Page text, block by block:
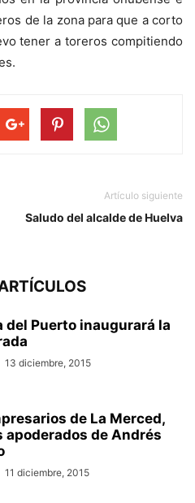
de la zona para que a corto
tener a toreros compitiendo
Artículo siguiente
Saludo del alcalde de Huelva
del Puerto inaugurará la
13 diciembre, 2015
de La Merced,
apoderados de Andrés
11 diciembre, 2015